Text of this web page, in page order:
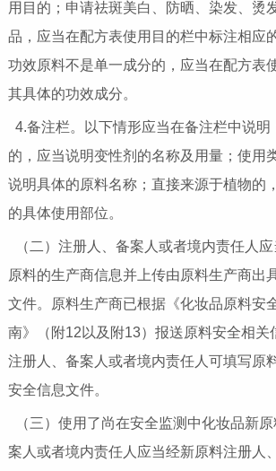
用目的；申请祛斑美白、防晒、染发、烫
品，应当在配方表使用目的栏中标注相应
功效原料不是单一成分的，应当在配方表
其具体的功效成分。
4.备注栏。以下情形应当在备注栏中说明
的，应当说明变性剂的名称及用量；使用
说明具体的原料名称；直接来源于植物的
的具体使用部位。
（二）注册人、备案人或者境内责任人
原料的生产商信息并上传由原料生产商出
文件。原料生产商已根据《化妆品原料安
南》（附12以及附13）报送原料安全相关
注册人、备案人或者境内责任人可填写原
安全信息文件。
（三）使用了尚在安全监测中化妆品新
案人或者境内责任人应当经新原料注册人